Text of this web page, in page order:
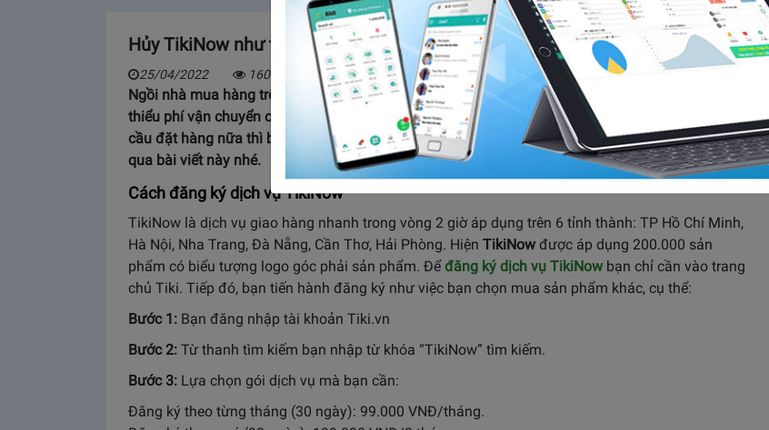
Hủy TikiNow như thế nào? Liệu Tiki có cho hoàn lại tiền không?
25/04/2022 16066
Ngồi nhà mua hàng trên Tiki có lẽ không còn xa lạ với những người thích mua sắm. Muốn giảm
thiểu phí vận chuyển cho các đơn hàng bạn sẽ phải đăng ký TikiNow. Vậy khi không còn nhu
cầu đặt hàng nữa thì bạn sẽ hủy TikiNow như thế nào? Cùng tìm hiểu cách hủy nhanh chóng
qua bài viết này nhé.
Cách đăng ký dịch vụ TikiNow
TikiNow là dịch vụ giao hàng nhanh trong vòng 2 giờ áp dụng trên 6 tỉnh thành: TP Hồ Chí Minh,
Hà Nội, Nha Trang, Đà Nẵng, Cần Thơ, Hải Phòng. Hiện TikiNowđược áp dụng 200.000 sản
phẩm có biểu tượng logo góc phải sản phẩm. Đểđăng ký dịch vụ TikiNowbạn chỉ cần vào trang
chủ Tiki. Tiếp đó, bạn tiến hành đăng ký như việc bạn chọn mua sản phẩm khác, cụ thể:
Bước 1: Bạn đăng nhập tài khoản Tiki.vn
Bước 2: Từ thanh tìm kiếm bạn nhập từ khóa “TikiNow” tìm kiếm.
Bước 3: Lựa chọn gói dịch vụ mà bạn cần:
Đăng ký theo từng tháng (30 ngày): 99.000 VNĐ/tháng.